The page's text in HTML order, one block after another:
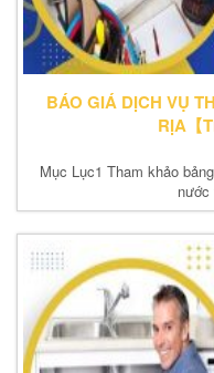
BÁO GIÁ DỊCH VỤ
RỊA【
Mục Lục1 Tham khảo